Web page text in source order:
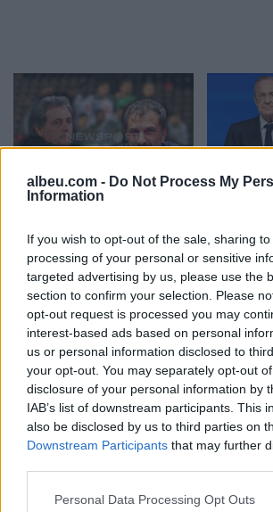
albeu.com - Do Not Process My
Information
If you wish to opt-out of the sale, sharing
processing of your personal or sensitive
targeted advertising by us, please use the
section to confirm your selection. Please
opt-out request is processed you may
interest-based ads based on personal
us or personal information disclosed to
your opt-out. You may separately opt-out
disclosure of your personal information by
IAB’s list of downstream participants. This
also be disclosed by us to third parties on
Downstream Participants that may further
Personal Data Processing Opt Outs
Dinamo rindërtohet gjatë
largimet që kanë
formësuar ekipin e Dajës
dështimit
Liverpooli surprizon në
merkato, arrin akord për
huazimin e Ronald
Flick